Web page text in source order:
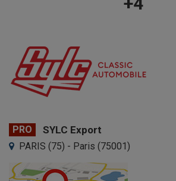
PRO SYLC Export
PARIS (75) - Paris (75001)